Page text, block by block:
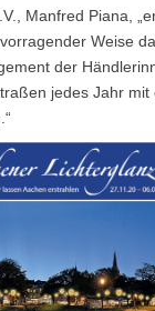
Manfred Piana,
Weise
der
jedes Jahr mit